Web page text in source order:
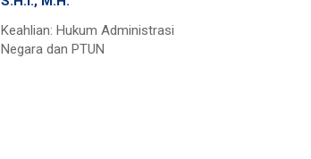
Keahlian: Hukum Administrasi
Negara dan PTUN